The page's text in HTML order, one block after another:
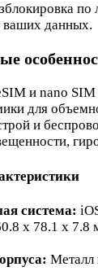
по
данных.
и nano SIM
для
и
система:
x 78.1 x 7.8
Металл